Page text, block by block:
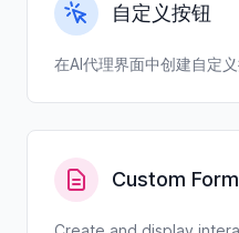
自定义按钮
在AI代理界面中创建自定
Custom Form